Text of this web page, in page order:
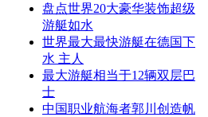
盘点世界20大豪华装饰超级
游艇如水
世界最大最快游艇在德国下
水 主人
最大游艇相当于12辆双层巴
士
中国职业航海者郭川创造帆